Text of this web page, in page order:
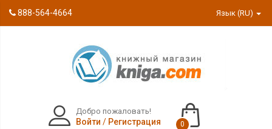
888-564-4664 Язык (RU)
Добро пожаловать!
Войти / Регистрация 0